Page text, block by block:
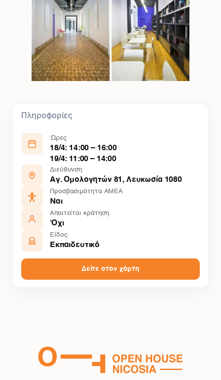
Πληροφορίες
Ώρες
18/4: 14:00 – 16:00
19/4: 11:00 – 14:00
Διεύθυνση
Αγ. Ομολογητών 81, Λευκωσία 1080
Προσβασιμότητα ΑΜΕΑ
Ναι
Απαιτείται κράτηση
Όχι
Είδος
Εκπαιδευτικό
Δείτε στον χάρτη